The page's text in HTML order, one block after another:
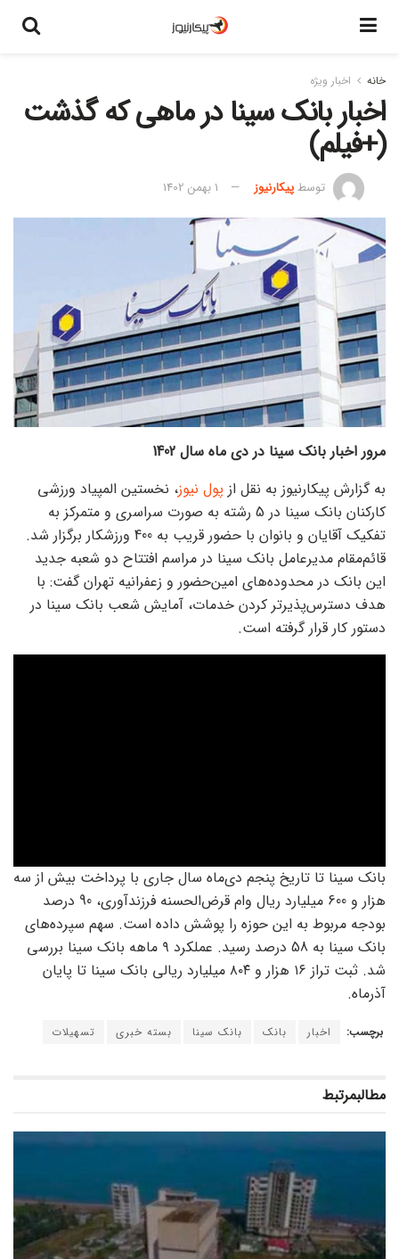
خانه اخبار ویژه
اخبار بانک سینا در ماهی که گذشت
(+فیلم)
توسطپیکارنیوز 1 بهمن 1402
مرور اخبار بانک سینا در دی ماه سال 1402
به گزارش پیکارنیوز به نقل از پول نیوز، نخستین المپیاد ورزشی
کارکنان بانک سینا در 5 رشته به صورت سراسری و متمرکز به
تفکیک آقایان و بانوان با حضور قریب به 400 ورزشکار برگزار شد.
قائم‌مقام مدیرعامل بانک سینا در مراسم افتتاح دو شعبه جدید
این بانک در محدوده‌های امین‌حضور و زعفرانیه تهران گفت: با
هدف دسترس‌پذیرتر کردن خدمات، آمایش شعب بانک سینا در
دستور کار قرار گرفته است.
بانک سینا تا تاریخ پنجم دی‌ماه سال جاری با پرداخت بیش از سه
هزار و 600 میلیارد ریال وام قرض‌الحسنه فرزندآوری، 90 درصد
بودجه مربوط به این حوزه را پوشش داده است. سهم سپرده‌های
بانک سینا به 58 درصد رسید. عملکرد ۹ ماهه بانک سینا بررسی
شد. ثبت تراز ۱۶ هزار و ۸۰۴ میلیارد ریالی بانک سینا تا پایان
آذرماه.
برچسب: اخبار بانک بانک سینا بسته خبری تسهیلات
مطالبمرتبط